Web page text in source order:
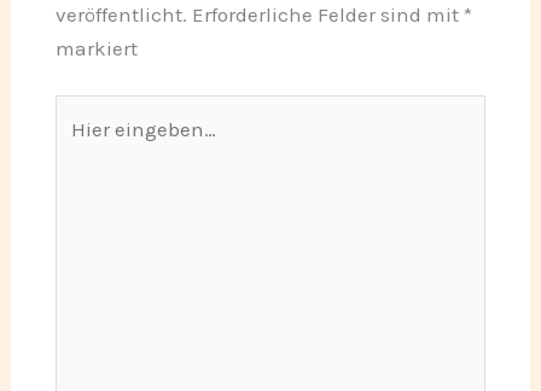
veröffentlicht. Erforderliche Felder sind mit *
markiert
eingeben…